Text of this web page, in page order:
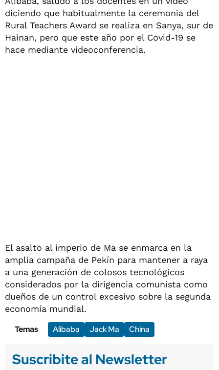
diciendo que habitualmente la ceremonia del
Rural Teachers Award se realiza en Sanya, sur de
Hainan, pero que este año por el Covid-19 se
hace mediante videoconferencia.
El asalto al imperio de Ma se enmarca en la
amplia campaña de Pekín para mantener a raya
a una generación de colosos tecnológicos
considerados por la dirigencia comunista como
dueños de un control excesivo sobre la segunda
economía mundial.
Temas
Alibaba Jack Ma China
Suscribite al Newsletter